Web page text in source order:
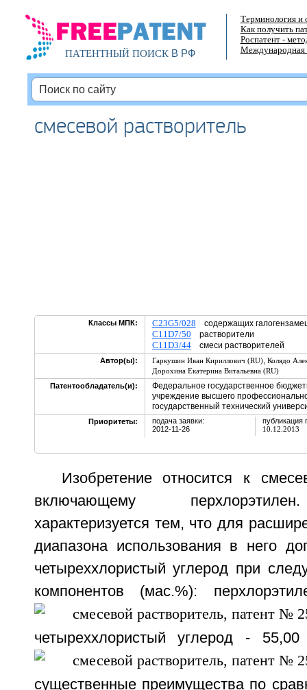
ПАТЕНТНЫЙ ПОИСКВ РФ
Терминология и
Как получить
Роспатент -
Международная
смесевой растворитель
Классы МПК: C23G5/028 содержащих
C11D7/50 растворители
C11D3/44смеси растворителей
Автор(ы): Гаркушин Иван Кириллович (RU), Колядо
Дорохина Екатерина Витальевна (RU)
Патентообладатель(и):
Федеральное государственное
учреждение высшего
государственный технический
Приоритеты:
подача заявки:
2012-11-26
публикация
10.12.2013
Изобретение относится к
включающему
характеризуется тем, что для
диапазона использования в него
четыреххлористый углерод при
компонентов (мас.%):
четыреххлористый углерод - 55,00
существенные преимущества по